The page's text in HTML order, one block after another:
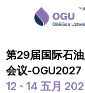
第29届国际石
会议-OGU2027
12 - 14 五月